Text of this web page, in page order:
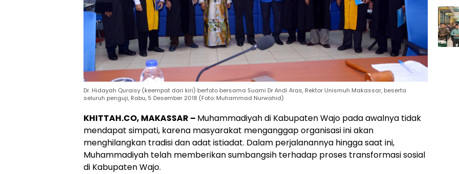
Dr. Hidayah Quraisy (keempat dari kiri) berfoto bersama Suami Dr Andi Aras, Rektor Unismuh Makassar, beserta
seluruh penguji, Rabu, 5 Desember 2018 (Foto: Muhammad Nurwahid)
KHITTAH.CO, MAKASSAR – Muhammadiyah di Kabupaten Wajo pada awalnya tidak
mendapat simpati, karena masyarakat menganggap organisasi ini akan
menghilangkan tradisi dan adat istiadat. Dalam perjalanannya hingga saat ini,
Muhammadiyah telah memberikan sumbangsih terhadap proses transformasi sosial
di Kabupaten Wajo.